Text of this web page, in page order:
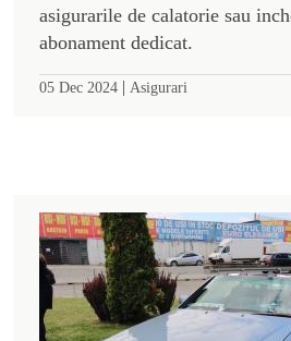
asigurarile de calatorie sau
abonament dedicat.
05 Dec 2024 | Asigurari